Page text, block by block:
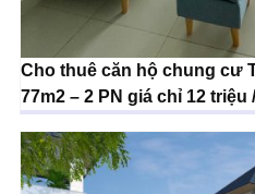
Cho thuê căn hộ chung cư
77m2 – 2 PN giá chỉ 12 triệu